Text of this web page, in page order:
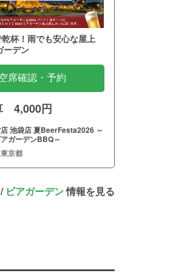
杯！雨でも安心な屋上
ーデン
席確認・予約
4,000円
池袋店 夏BeerFesta2026 ～
ガーデンBBQ～
京都
/ ビアガーデン情報を見る